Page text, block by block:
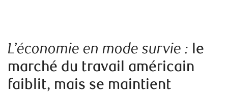
L’économie en mode survie : le
marché du travail américain
faiblit, mais se maintient